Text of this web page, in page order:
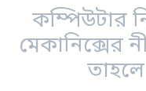
কম্পিউটার
মেকানিক্সের